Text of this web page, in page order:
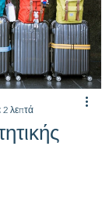
2 λεπτά